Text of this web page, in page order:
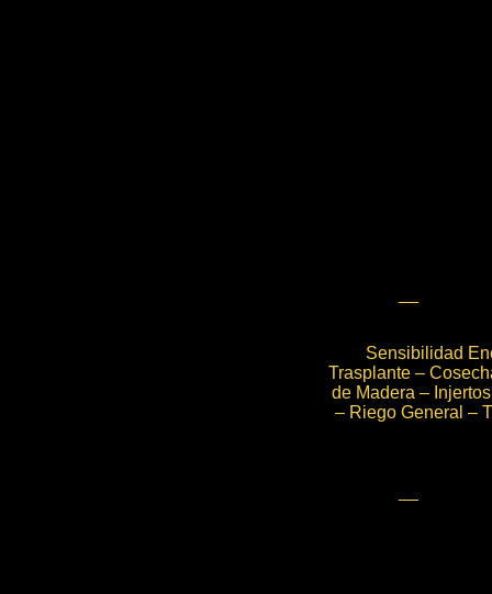
Sensibilidad
Trasplante –
de Madera –
– Riego General –